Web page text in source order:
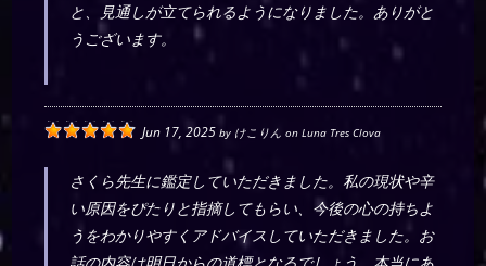
と、見通しが立てられるようになりました。ありがと
うございます。
Jun 17, 2025 by けこりん onLuna Tres Clova
さくら先生に鑑定していただきました。私の現状や辛
い原因をぴたりと指摘してもらい、今後の心の持ちよ
うをわかりやすくアドバイスしていただきました。お